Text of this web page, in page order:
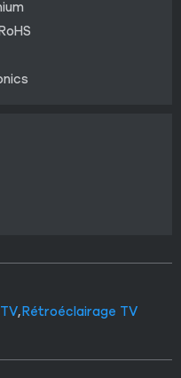
,Rétroéclairage TV